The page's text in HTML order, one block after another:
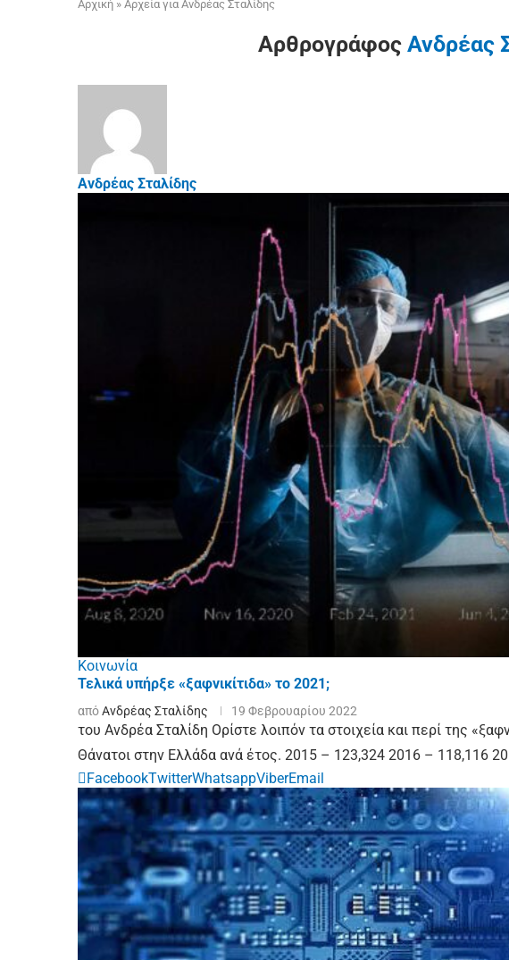
Αρχική » Αρχεία για Ανδρέας Σταλίδης
ΑρθρογράφοςΑνδρέας
Ανδρέας Σταλίδης
Κοινωνία
Τελικά υπήρξε «ξαφνικίτιδα» το 2021;
απόΑνδρέας Σταλίδης 19 Φεβρουαρίου 2022
του Ανδρέα Σταλίδη Ορίστε λοιπόν τα στοιχεία και περί της
Θάνατοι στην Ελλάδα ανά έτος. 2015 – 123,324 2016 – 118,116
FacebookTwitterWhatsappViberEmail